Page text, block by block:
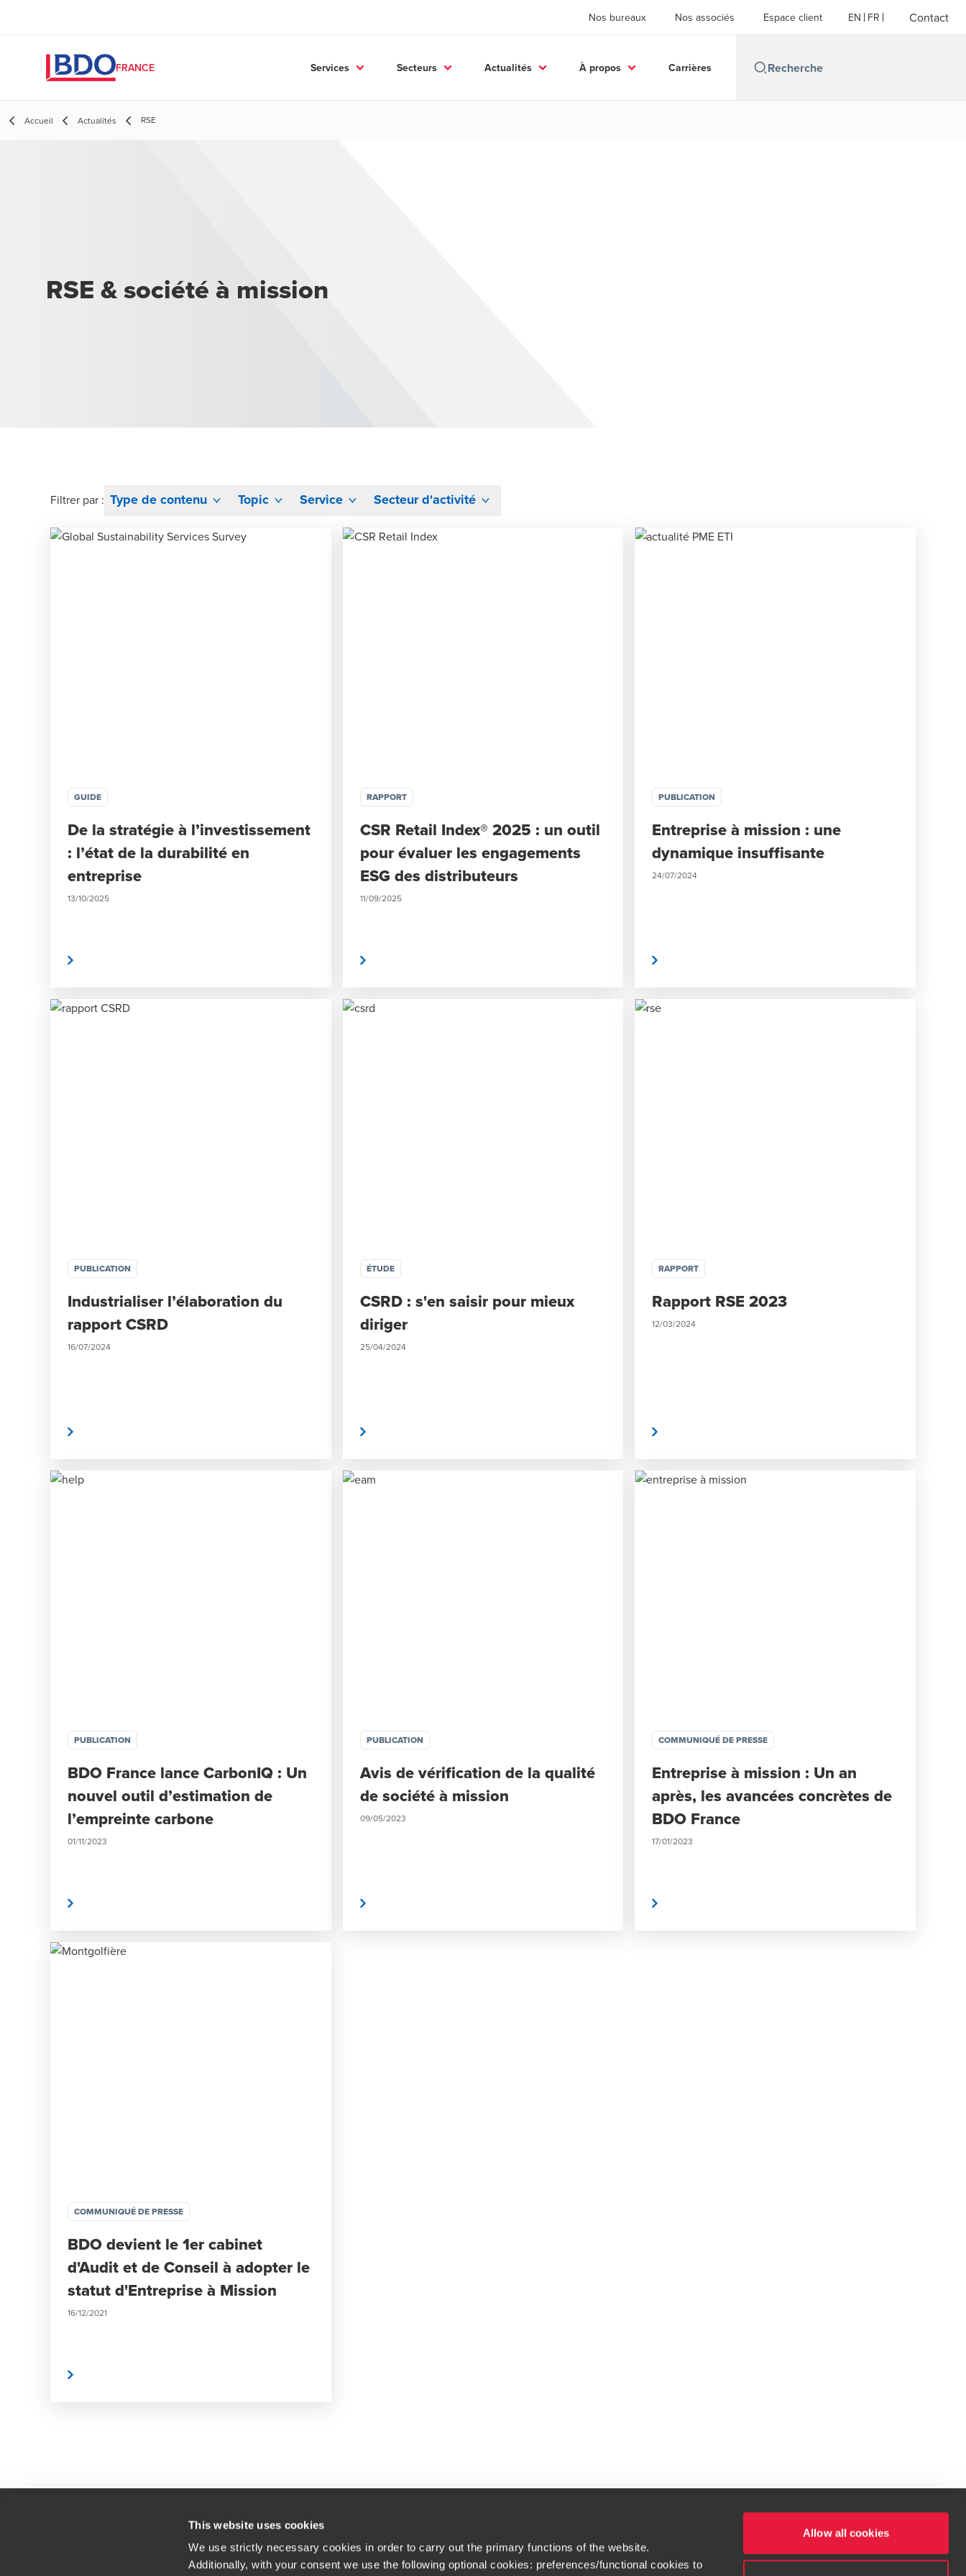
This website uses cookies
We use strictly necessary cookies in order to carry out the primary functions of the website.
Additionally, with your consent we use the following optional cookies: preferences/functional cookies to
Allow all cookies
Nos bureaux Nos associés Espace client EN FR Contact
FRANCE Services Secteurs Actualités À propos Carrières
Accueil Actualités RSE
RSE & société à mission
Filtrer par : Type de contenu Topic Service Secteur d'activité
GUIDE
De la stratégie à l’investissement
: l’état de la durabilité en
entreprise
13/10/2025
RAPPORT
CSR Retail Index® 2025 : un outil
pour évaluer les engagements
ESG des distributeurs
11/09/2025
PUBLICATION
Entreprise à mission : une
dynamique insuffisante
24/07/2024
PUBLICATION
Industrialiser l’élaboration du
rapport CSRD
16/07/2024
ÉTUDE
CSRD : s'en saisir pour mieux
diriger
25/04/2024
RAPPORT
Rapport RSE 2023
12/03/2024
PUBLICATION
BDO France lance CarbonIQ : Un
nouvel outil d’estimation de
l’empreinte carbone
01/11/2023
PUBLICATION
Avis de vérification de la qualité
de société à mission
09/05/2023
COMMUNIQUÉ DE PRESSE
Entreprise à mission : Un an
après, les avancées concrètes de
BDO France
17/01/2023
COMMUNIQUÉ DE PRESSE
BDO devient le 1er cabinet
d'Audit et de Conseil à adopter le
statut d'Entreprise à Mission
16/12/2021
Nos bureaux
Newsletter